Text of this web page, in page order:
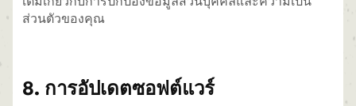
ส่วนตัวของคุณ
8. การอัปเดตซอฟต์แวร์